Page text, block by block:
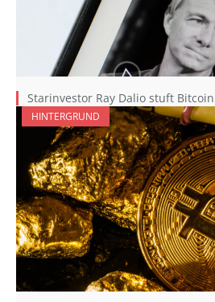
Starinvestor Ray Dalio stuft
HINTERGRUND